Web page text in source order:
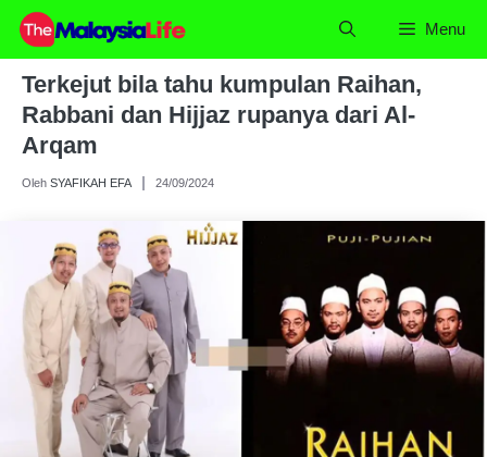
Skip
content
Menu
Terkejut bila tahu kumpulan Raihan,
Rabbani dan Hijjaz rupanya dari Al-
Arqam
Oleh SYAFIKAH EFA 24/09/2024